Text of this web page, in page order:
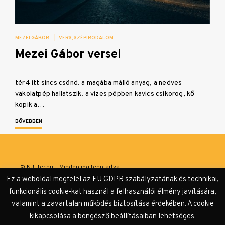
MEZEI GÁBOR VERS SZÉPIRODALOM
Mezei Gábor versei
tér4 itt sincs csönd. a magába málló anyag, a nedves
vakolatpép hallatszik. a vizes pépben kavics csikorog, kő
kopik a…
BŐVEBBEN
© KULTer.hu – Minden jog fenntartva
Adatvédelmi tájékoztató
Ez a weboldal megfelel az EU GDPR szabályzatának és technikai,
funkcionális cookie-kat használ a felhasználói élmény javítására,
valamint a zavartalan működés biztosítása érdekében. A cookie
kikapcsolása a böngésző beállításaiban lehetséges.